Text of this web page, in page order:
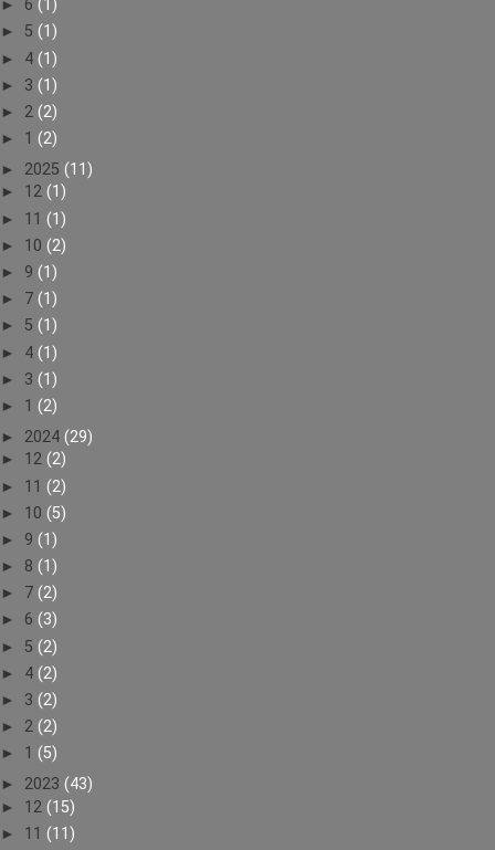
► 6 (1)
► 5 (1)
► 4 (1)
► 3 (1)
► 2 (2)
► 1 (2)
► 2025 (11)
► 12 (1)
► 11 (1)
► 10 (2)
► 9 (1)
► 7 (1)
► 5 (1)
► 4 (1)
► 3 (1)
► 1 (2)
► 2024 (29)
► 12 (2)
► 11 (2)
► 10 (5)
► 9 (1)
► 8 (1)
► 7 (2)
► 6 (3)
► 5 (2)
► 4 (2)
► 3 (2)
► 2 (2)
► 1 (5)
► 2023 (43)
► 12 (15)
► 11 (11)